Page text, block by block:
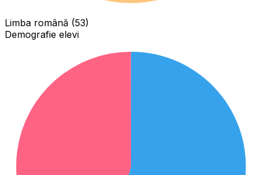
Limba română (53)
Demografie elevi